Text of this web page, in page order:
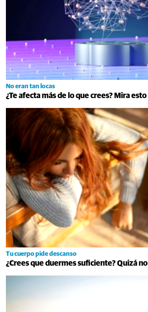
No eran tan locas
¿Te afecta más de lo que crees? Mira esto
Tu cuerpo pide descanso
¿Crees que duermes suficiente? Quizá no